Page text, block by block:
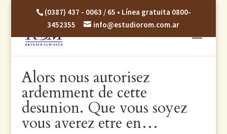
(0387) 437 - 0063 / 65 • Línea gratuita 0800-
3452355
info@estudiorom.com.ar
Alors nous autorisez
ardemment de cette
desunion. Que vous soyez
vous averez etre en…